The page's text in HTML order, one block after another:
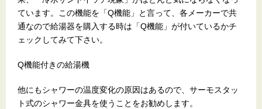
ています。この機能を「Q機能」と言って、各メーカーで共
通なので給湯器を購入する時は「Q機能」が付いているかチ
ェックしてみて下さい。
Q機能付きの給湯機
他にもシャワーの温度変化の原因はあるので、サーモスタッ
ト式のシャワー金具を使うことをお勧めします。